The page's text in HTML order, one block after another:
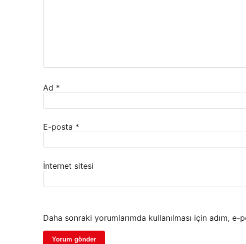
Ad *
E-posta *
İnternet sitesi
Daha sonraki yorumlarımda kullanılması için adım,